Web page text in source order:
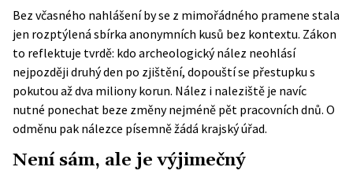
Bez včasného nahlášení by se z mimořádného pramene stala
jen rozptýlená sbírka anonymních kusů bez kontextu. Zákon
to reflektuje tvrdě: kdo archeologický nález neohlásí
nejpozději druhý den po zjištění, dopouští se přestupku s
pokutou až dva miliony korun. Nález i naleziště je navíc
nutné ponechat beze změny nejméně pět pracovních dnů. O
odměnu pak nálezce písemně žádá krajský úřad.
Není sám, ale je výjimečný